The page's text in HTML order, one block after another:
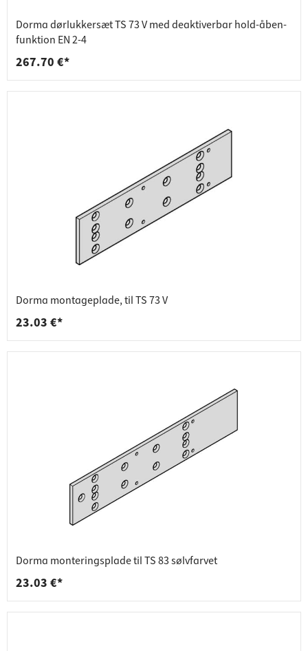
Dorma dørlukkersæt TS 73 V med deaktiverbar hold-åben-
funktion EN 2-4
267.70 €*
Dorma montageplade, til TS 73 V
23.03 €*
Dorma monteringsplade til TS 83 sølvfarvet
23.03 €*